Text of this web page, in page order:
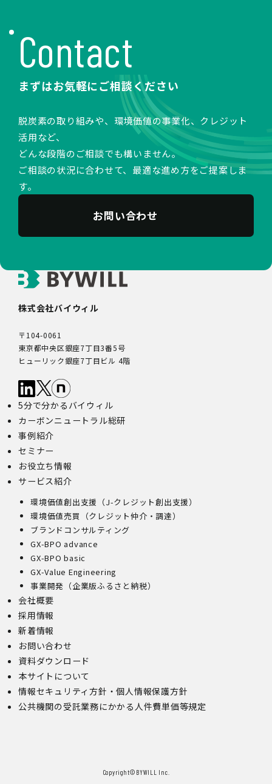
Contact
まずはお気軽にご相談ください
脱炭素の取り組みや、環境価値の事業化、クレジット
活用など、
どんな段階のご相談でも構いません。
ご相談の状況に合わせて、最適な進め方をご提案しま
す。
お問い合わせ
株式会社バイウィル
〒104-0061
東京都中央区銀座7丁目3番5号
ヒューリック銀座7丁目ビル 4階
5分で分かるバイウィル
カーボンニュートラル総研
事例紹介
セミナー
お役立ち情報
サービス紹介
環境価値創出支援（J-クレジット創出支援）
環境価値売買（クレジット仲介・調達）
ブランドコンサルティング
GX-BPO advance
GX-BPO basic
GX-Value Engineering
事業開発（企業版ふるさと納税）
会社概要
採用情報
新着情報
お問い合わせ
資料ダウンロード
本サイトについて
情報セキュリティ方針・個人情報保護方針
公共機関の受託業務にかかる人件費単価等規定
Copyright©︎BYWILL Inc.